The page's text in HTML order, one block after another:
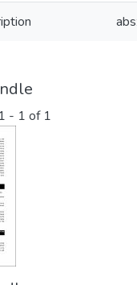
1 - 1 of 1